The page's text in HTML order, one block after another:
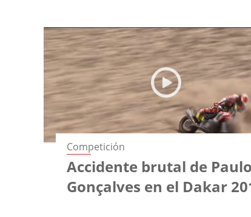
Competición
Accidente brutal de Paulo
Gonçalves en el Dakar